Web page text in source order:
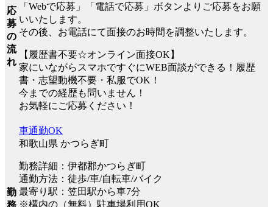
応
募
の
流
れ
「Webで応募」「電話で応募」ボタンよりご応募をお願
いいたします。
その後、お電話にて面接のお時間を調整いたします。
【履歴書不要☆オンライン面接OK】
家にいながらスマホですぐにWEB面談ができる！履歴
書・志望動機不要・私服でOK！
今までの経歴も問いません！
お気軽にご応募ください！
勤
務
車通勤OK
和歌山県 かつらぎ町
勤務詳細：伊都郡かつらぎ町
通勤方法：徒歩/車/自転車/バイク
最寄り駅：笠田駅から車7分
※構内の（無料）駐車場利用OK